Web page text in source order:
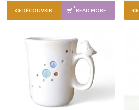
DÉCOUVRIR READ MORE